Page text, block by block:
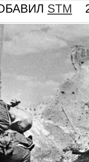
STM